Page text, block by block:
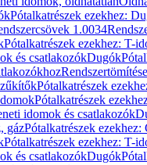
Pótalkatrészek ezekhez:
1.0034
Pótalkatrészek ezekhez: T-
és csatlakozókDugók
Pótalkatrészek
Pótalkatrészek
idomok és csatlakozók
gázPótalkatrészek
Pótalkatrészek ezekhez: T-
és csatlakozókDugók